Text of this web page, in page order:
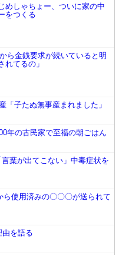
めしゃちょー、ついに家の中
をつくる
ら金銭要求が続いていると明
れてるの」
「子たぬ無事産まれました」
年の古民家で至福の朝ごはん
葉が出てこない」中毒症状を
使用済みの〇〇〇が送られて
由を語る